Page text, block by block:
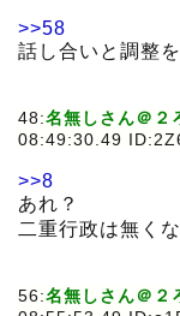
>>58
話し合いと調整
48:名無しさん＠２
08:49:30.49
>>8
あれ？
二重行政は無く
56:名無しさん＠２